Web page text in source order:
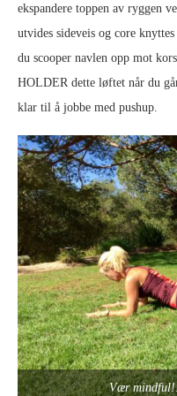
ekspandere toppen av ryggen
utvides sideveis og core
du scooper navlen opp mot
HOLDER dette løftet når du
klar til å jobbe med pushup.
Vær